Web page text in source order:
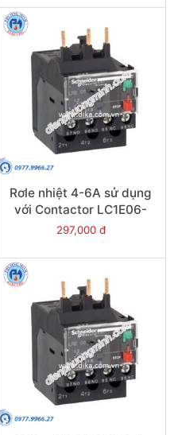
Rơle nhiệt 4-6A sử dụng
với Contactor LC1E06-
E38 - Model LRE10
297,000 đ